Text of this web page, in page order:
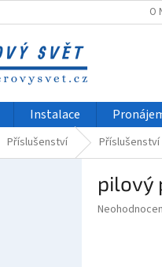
O
Instalace
Příslušenství Příslušenství
pilový
Průměrné